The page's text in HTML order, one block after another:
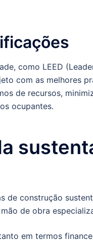
como LEED
com as melhores
de recursos,
ocupantes.
de construção
de obra
em termos